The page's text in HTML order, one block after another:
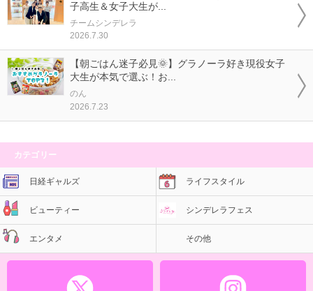
子高生＆女子大生が...
チームシンデレラ
2026.7.30
【朝ごはん迷子必見🌞】グラノーラ好き現役女子
大生が本気で選ぶ！お...
のん
2026.7.23
カテゴリー
日経ギャルズ ライフスタイル
ビューティー シンデレラフェス
エンタメ その他